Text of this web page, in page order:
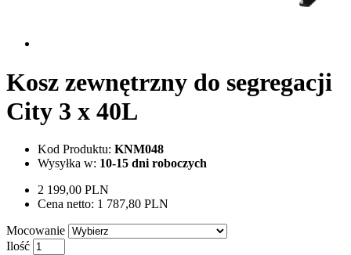
Kosz zewnętrzny do segregacji
City 3 x 40L
Kod Produktu: KNM048
Wysyłka w: 10-15 dni roboczych
2 199,00 PLN
Cena netto: 1 787,80 PLN
Mocowanie
Ilość